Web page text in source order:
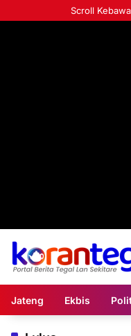
ke
Scroll
Jateng Ekbis